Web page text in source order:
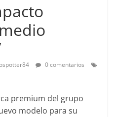
0 comentarios
premium del grupo
modelo para su